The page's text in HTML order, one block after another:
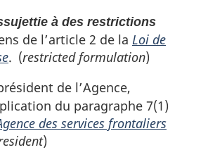
à des restrictions
de l’article 2 de la Loi de
. (restricted formulation)
de l’Agence,
du paragraphe 7(1)
des services frontaliers
)